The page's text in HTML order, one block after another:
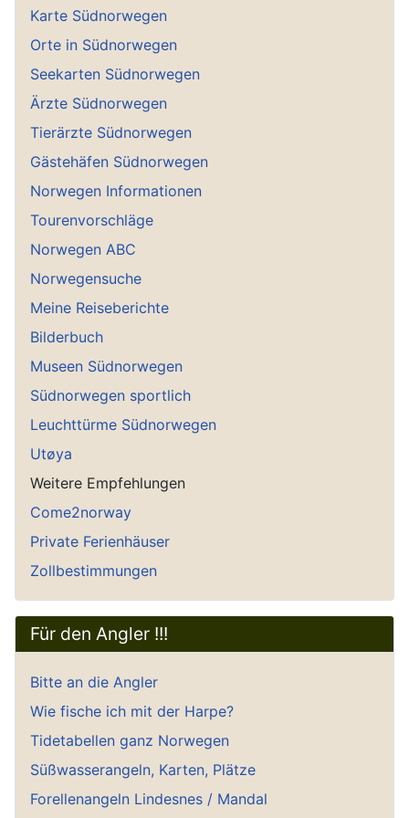
Karte Südnorwegen
Orte in Südnorwegen
Seekarten Südnorwegen
Ärzte Südnorwegen
Tierärzte Südnorwegen
Gästehäfen Südnorwegen
Norwegen Informationen
Tourenvorschläge
Norwegen ABC
Norwegensuche
Meine Reiseberichte
Bilderbuch
Museen Südnorwegen
Südnorwegen sportlich
Leuchttürme Südnorwegen
Utøya
Weitere Empfehlungen
Come2norway
Private Ferienhäuser
Zollbestimmungen
Für den Angler !!!
Bitte an die Angler
Wie fische ich mit der Harpe?
Tidetabellen ganz Norwegen
Süßwasserangeln, Karten, Plätze
Forellenangeln Lindesnes / Mandal